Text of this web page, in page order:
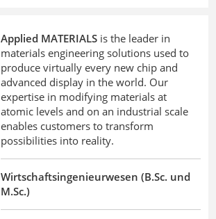
Applied MATERIALS is the leader in
materials engineering solutions used to
produce virtually every new chip and
advanced display in the world. Our
expertise in modifying materials at
atomic levels and on an industrial scale
enables customers to transform
possibilities into reality.
Wirtschaftsingenieurwesen (B.Sc. und
M.Sc.)